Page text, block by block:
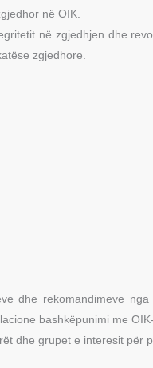
në OIK.
në zgjedhjen dhe
zgjedhore.
dhe rekomandimeve
bashkëpunimi me OIK-
dhe grupet e interesit për